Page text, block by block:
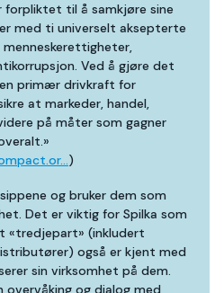
til å samkjøre sine
med ti universelt aksepterte
Ved å gjøre det
primær drivkraft for
at markeder, handel,
på måter som gagner
)
og bruker dem som
Det er viktig for Spilka som
«tredjepart» (inkludert
også er kjent med
sin virksomhet på dem.
overvåking og dialog med